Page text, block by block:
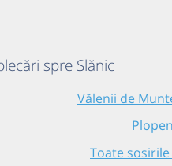
spre Slănic
Vălenii de
Toate sosirile